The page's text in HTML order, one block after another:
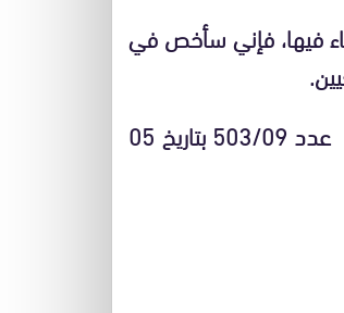
فيها، فإني سأخص في
وبهذه اللجنة حسب مذكرة الأمانة العامة للمجلس العلمي الأعلى عدد 503/09 بتاريخ 05